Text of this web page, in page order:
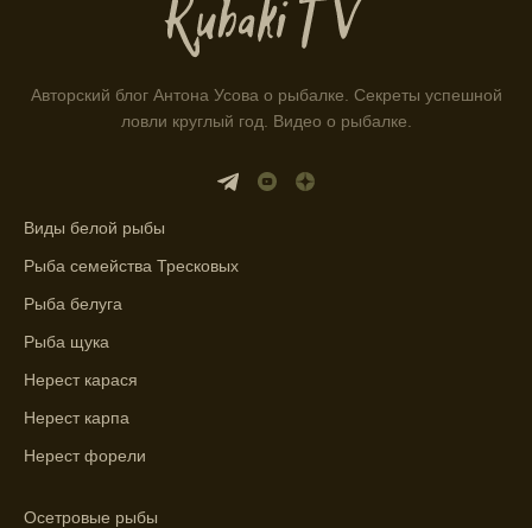
Информация о каждом типе рыбы в
места для рыбалки.
Узнайте вероятности успешной ловли на
ближайшие дни с прогнозом клева.
График клева рыбы зависит от фаз луны и
погоды.
Выберите лучшее время для рыбной
ловли в разных водоемах, опираясь на
температуры воды учитывается в прогнозе
Авторский блог Антона Усова о рыбалке. Секреты успешной
ловли круглый год. Видео о рыбалке.
Виды белой рыбы
Рыба семейства Тресковых
Рыба белуга
Рыба щука
Нерест карася
Нерест карпа
Нерест форели
Осетровые рыбы